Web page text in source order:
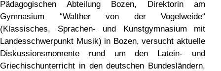
Pädagogischen Abteilung Bozen, Direktorin am
Gymnasium “Walther von der Vogelweide“
(Klassisches, Sprachen- und Kunstgymnasium mit
Landesschwerpunkt Musik) in Bozen, versucht aktuelle
Diskussionsmomente rund um den Latein- und
Griechischunterricht in den deutschen Bundesländern,